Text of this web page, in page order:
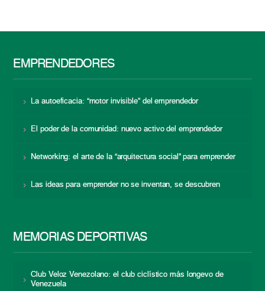
EMPRENDEDORES
La autoeficacia: “motor invisible” del emprendedor
El poder de la comunidad: nuevo activo del emprendedor
Networking: el arte de la “arquitectura social” para emprender
Las ideas para emprender no se inventan, se descubren
MEMORIAS DEPORTIVAS
Club Veloz Venezolano: el club ciclístico más longevo de
Venezuela